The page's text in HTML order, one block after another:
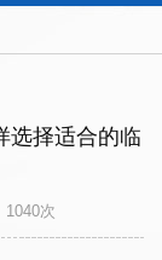
选择适合的临
1040次